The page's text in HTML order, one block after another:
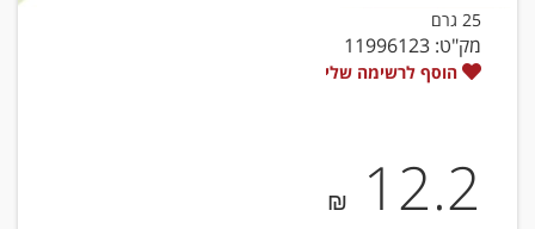
25 גרם
מק"ט: 11996123
הוסף לרשימה שלי
12.2
₪